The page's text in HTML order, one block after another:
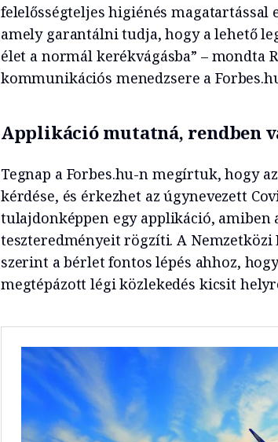
felelősségteljes higiénés magatartással
amely garantálni tudja, hogy a lehető
élet a normál kerékvágásba” – mondta
kommunikációs menedzsere a
Applikáció mutatná, rendben
Tegnap a Forbes.hu-n megírtuk, hogy
kérdése, és érkezhet az úgynevezett
tulajdonképpen egy applikáció, amiben
teszteredményeit rögzíti. A Nemzetközi
szerint a bérlet fontos lépés ahhoz,
megtépázott légi közlekedés kicsit